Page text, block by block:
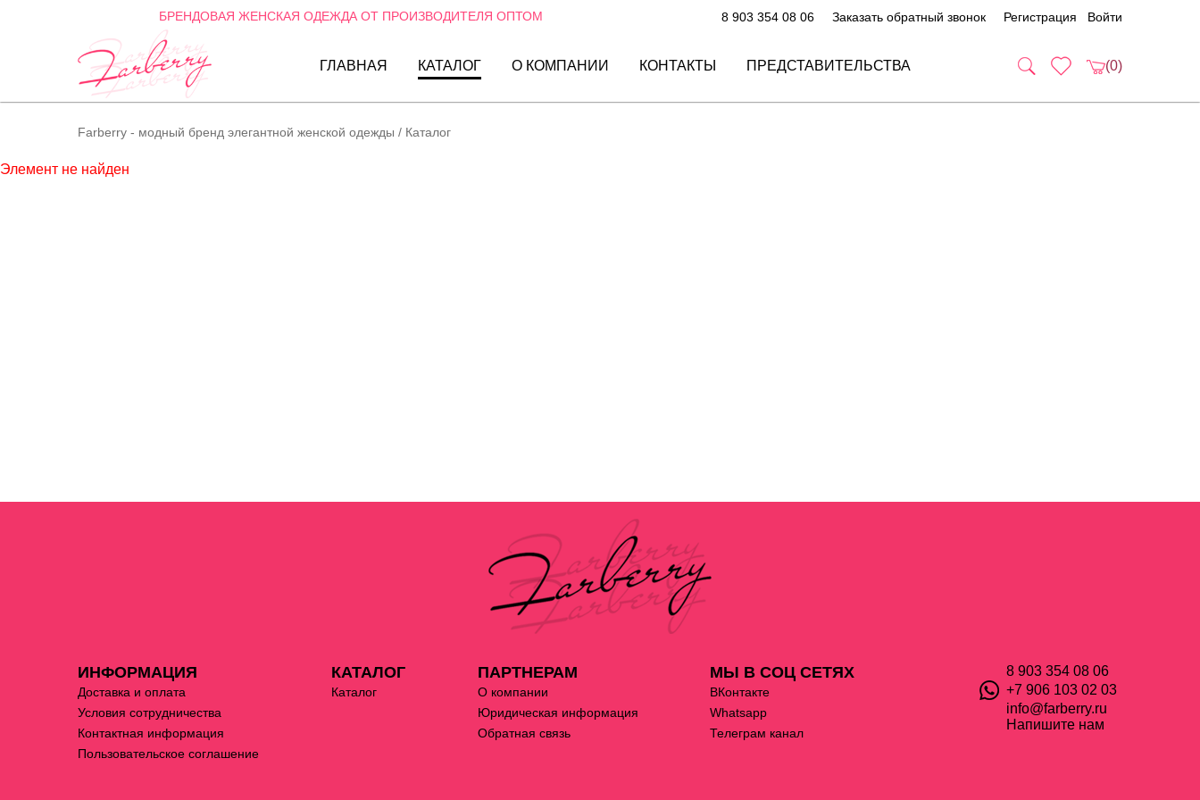
БРЕНДОВАЯ ЖЕНСКАЯ ОДЕЖДА ОТ ПРОИЗВОДИТЕЛЯ ОПТОМ 8 903 354 08 06 Заказать обратный звонок Регистрация Войти
ГЛАВНАЯ КАТАЛОГ О КОМПАНИИ КОНТАКТЫ ПРЕДСТАВИТЕЛЬСТВА (0)
Farberry - модный бренд элегантной женской одежды / Каталог
Элемент не найден
ИНФОРМАЦИЯ
Доставка и оплата
Условия сотрудничества
Контактная информация
Пользовательское соглашение
КАТАЛОГ
Каталог
ПАРТНЕРАМ
О компании
Юридическая информация
Обратная связь
МЫ В СОЦ СЕТЯХ
ВКонтакте
Whatsapp
Телеграм канал
8 903 354 08 06
+7 906 103 02 03
info@farberry.ru
Напишите нам